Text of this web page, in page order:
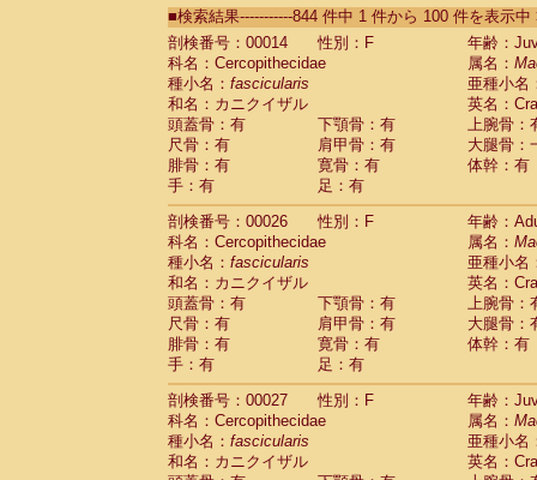
CebidaeSaguinus labiatus(0)
Cebidae Saguinus leucopus (2)
CebidaeSaguinus midas
CebidaeSaguinus mystax
CebidaeSaguinus nigricollis (22)
Cebidae Saguinus oedipus
Cebidae Saguinus weddelli
Cebidae Saguinusspp.
Cebidae Aotus trivirgatus
Cebidae Cebus albifrons
CebidaeCebus apella
CebidaeCebus capucinus
CebidaeCebus nigrivittatus
Cebidae Cebusspp.(0)
Cebidae Saimiri boliviensis
Cebidae Saimiri sciureus
Atelidae Alouatta caraya
AtelidaeAlouatta fusca
Atelidae Alouatta seniculus
AtelidaeAlouatta
AtelidaeAteles belzebuth
Atelidae Ateles geoffroyi
■検索結果-----------844 件中 1 件から 100 件を表示
剖検番号：00014
性別：F
年齢：
科名：Cercopithecidae
属名：
種小名： fascicularis
亜種小名
和名：カニクイザル
英名：
頭蓋骨：有
下顎骨：有
上腕骨：
尺骨：有
肩甲骨：有
大腿骨：
腓骨：有
寛骨：有
体幹：有
手：有
足：有
剖検番号：00026
性別：F
年齢：
科名：Cercopithecidae
属名：
種小名： fascicularis
亜種小名
和名：カニクイザル
英名：
頭蓋骨：有
下顎骨：有
上腕骨：
尺骨：有
肩甲骨：有
大腿骨：
腓骨：有
寛骨：有
体幹：有
手：有
足：有
剖検番号：00027
性別：F
年齢：
科名：Cercopithecidae
属名：
種小名： fascicularis
亜種小名
和名：カニクイザル
英名：